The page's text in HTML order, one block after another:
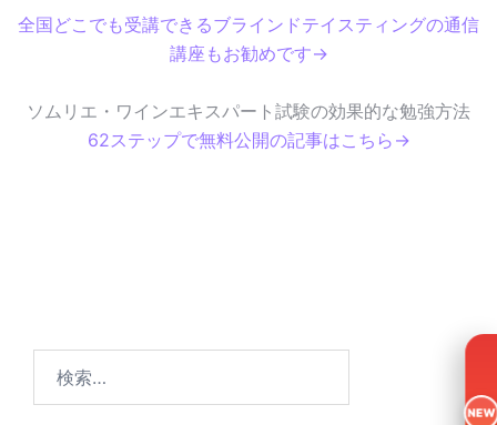
全国どこでも受講できるブラインドテイスティングの通信
講座もお勧めです→
ソムリエ・ワインエキスパート試験の効果的な勉強方法
62ステップで無料公開の記事はこちら→
NEW